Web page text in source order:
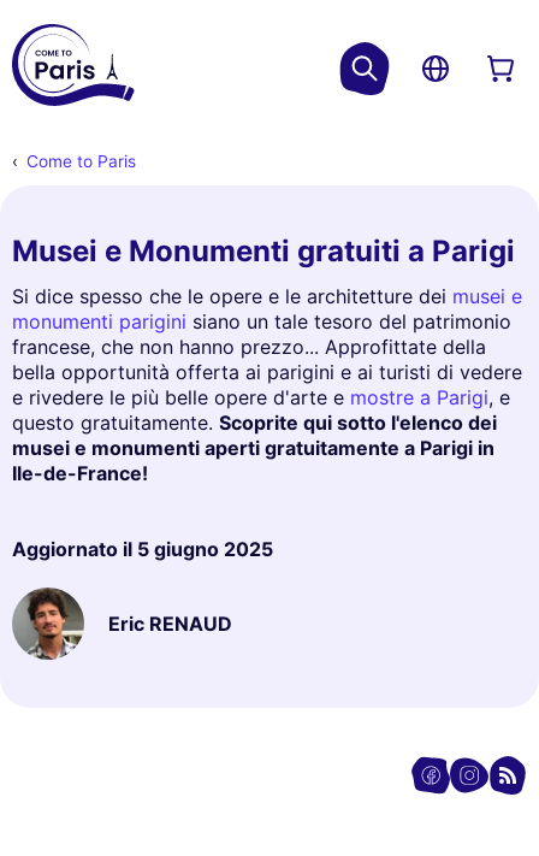
Come to Paris
Musei e Monumenti gratuiti a Parigi
Si dice spesso che le opere e le architetture dei musei e
monumenti parigini siano un tale tesoro del patrimonio
francese, che non hanno prezzo... Approfittate della
bella opportunità offerta ai parigini e ai turisti di vedere
e rivedere le più belle opere d'arte e mostre a Parigi, e
questo gratuitamente. Scoprite qui sotto l'elenco dei
musei e monumenti aperti gratuitamente a Parigi in
Ile-de-France!
Aggiornato il 5 giugno 2025
Eric RENAUD